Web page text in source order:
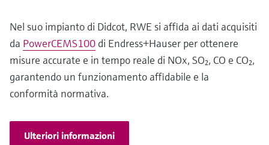
Nel suo impianto di Didcot, RWE si affida ai dati acquisiti
da PowerCEMS100 di Endress+Hauser per ottenere
misure accurate e in tempo reale di NOx, SO₂, CO e CO₂,
garantendo un funzionamento affidabile e la
conformità normativa.
Ulteriori informazioni